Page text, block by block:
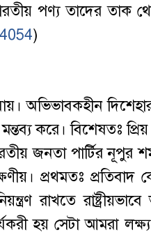
পণ্য তাদের তাক
)
অভিভাবকহীন
করে। বিশেষতঃ
জনতা পার্টির নূপুর
প্রথমতঃ প্রতিবাদ
রাখতে
হয় সেটা আমরা